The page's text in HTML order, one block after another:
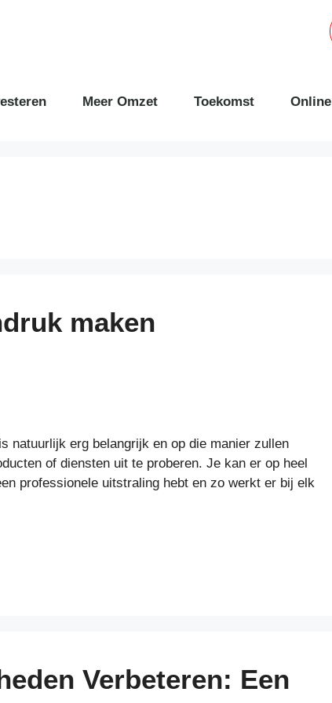
Meer Omzet Toekomst Online
maken
natuurlijk erg belangrijk en op die manier zullen
of diensten uit te proberen. Je kan er op heel
professionele uitstraling hebt en zo werkt er bij elk
Verbeteren: Een